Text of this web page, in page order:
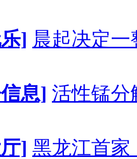
] 晨起决定
息] 活性锰分
] 黑龙江首家